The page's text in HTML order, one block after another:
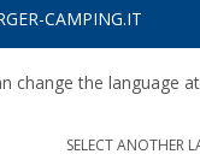
CAMPING.IT
change the language
SELECT ANOTHER